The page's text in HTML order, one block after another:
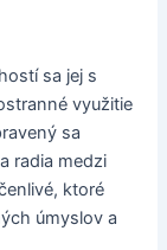
sa jej s
využitie
sa
radia medzi
ktoré
úmyslov a